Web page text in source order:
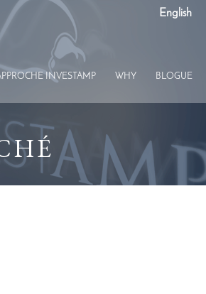
English
BLOGUE
WHY
INVESTAMP